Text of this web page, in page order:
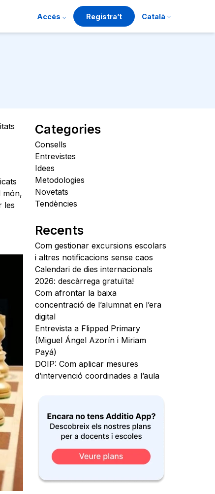
Accés Registra’t Català
món,
les
Categories
Consells
Entrevistes
Idees
Metodologies
Novetats
Tendències
Recents
Com gestionar excursions escolars
i altres notificacions sense caos
Calendari de dies internacionals
2026: descàrrega gratuïta!
Com afrontar la baixa
concentració de l’alumnat en l’era
digital
Entrevista a Flipped Primary
(Miguel Ángel Azorín i Miriam
Payá)
DOIP: Com aplicar mesures
d’intervenció coordinades a l’aula